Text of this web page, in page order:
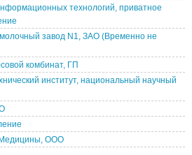
технологий, приватное
молочный завод N1, ЗАО (Временно не
комбинат, ГП
институт, национальный научный
Медицины, ООО